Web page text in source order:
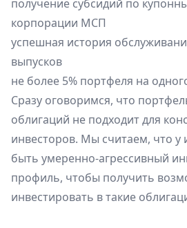
получение субсидий по
корпорации МСП
успешная история
выпусков
не более 5% портфеля на
Сразу оговоримся, что
облигаций не подходит для
инвесторов. Мы считаем, что у
быть умеренно-агрессивный
профиль, чтобы получить
инвестировать в такие